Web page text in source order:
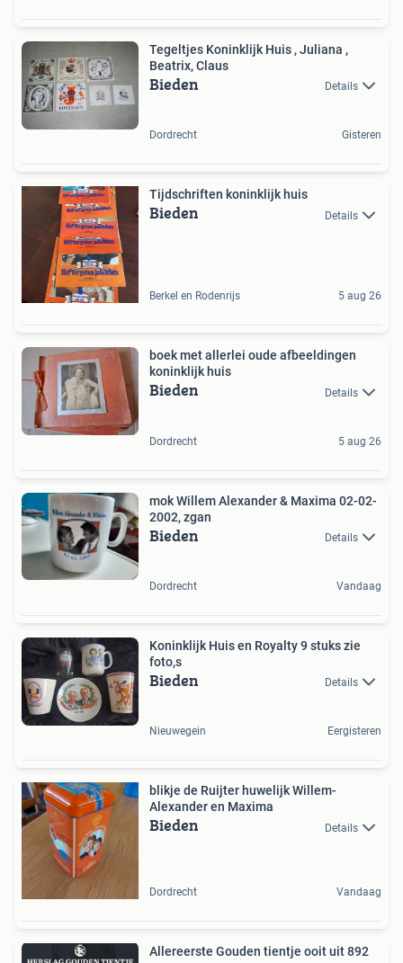
Tegeltjes Koninklijk Huis , Juliana ,
Beatrix, Claus
Bieden Details
Dordrecht Gisteren
Tijdschriften koninklijk huis
Bieden Details
Berkel en Rodenrijs 5 aug 26
boek met allerlei oude afbeeldingen
koninklijk huis
Bieden Details
Dordrecht 5 aug 26
mok Willem Alexander & Maxima 02-02-
2002, zgan
Bieden Details
Dordrecht Vandaag
Koninklijk Huis en Royalty 9 stuks zie
foto,s
Bieden Details
Nieuwegein Eergisteren
blikje de Ruijter huwelijk Willem-
Alexander en Maxima
Bieden Details
Dordrecht Vandaag
Allereerste Gouden tientje ooit uit 892